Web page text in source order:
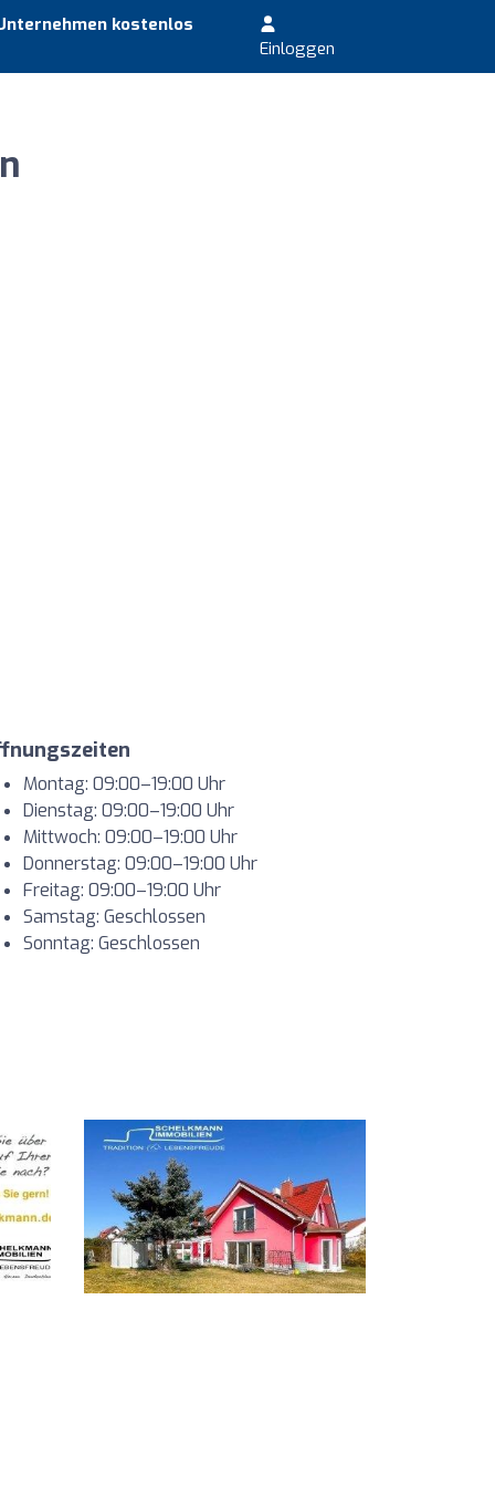
kostenlos
Einloggen
Montag: 09:00–19:00 Uhr
Dienstag: 09:00–19:00 Uhr
Mittwoch: 09:00–19:00 Uhr
Donnerstag: 09:00–19:00 Uhr
Freitag: 09:00–19:00 Uhr
Samstag: Geschlossen
Sonntag: Geschlossen